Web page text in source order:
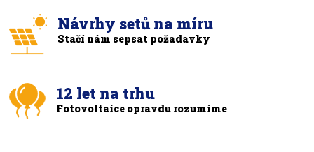
Návrhy setů na míru
Stačí nám sepsat požadavky
12 let na trhu
Fotovoltaice opravdu rozumíme